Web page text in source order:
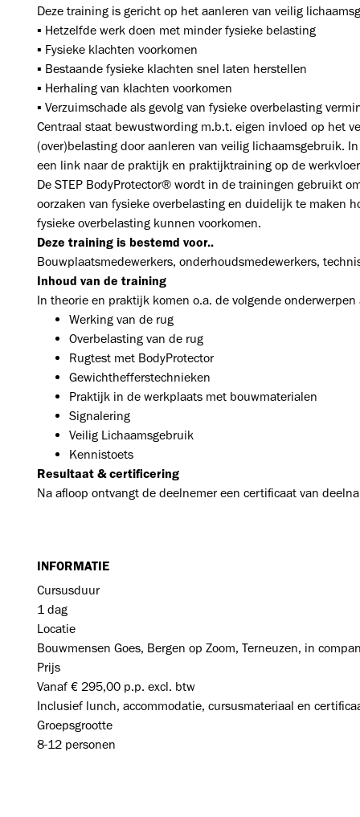
Deze training is gericht op het aanleren van veilig
▪ Hetzelfde werk doen met minder fysieke belasting
▪ Fysieke klachten voorkomen
▪ Bestaande fysieke klachten snel laten herstellen
▪ Herhaling van klachten voorkomen
▪ Verzuimschade als gevolg van fysieke overbelasting
Centraal staat bewustwording m.b.t. eigen invloed op het
(over)belasting door aanleren van veilig lichaamsgebruik.
een link naar de praktijk en praktijktraining op de
De STEP BodyProtector® wordt in de trainingen gebruikt
oorzaken van fysieke overbelasting en duidelijk te maken
fysieke overbelasting kunnen voorkomen.
Deze training is bestemd voor..
Bouwplaatsmedewerkers, onderhoudsmedewerkers,
Inhoud van de training
In theorie en praktijk komen o.a. de volgende onderwerpen
Werking van de rug
Overbelasting van de rug
Rugtest met BodyProtector
Gewichthefferstechnieken
Praktijk in de werkplaats met bouwmaterialen
Signalering
Veilig Lichaamsgebruik
Kennistoets
Resultaat & certificering
Na afloop ontvangt de deelnemer een certificaat van
INFORMATIE
Cursusduur
1 dag
Locatie
Bouwmensen Goes, Bergen op Zoom, Terneuzen, in
Prijs
Vanaf € 295,00 p.p. excl. btw
Inclusief lunch, accommodatie, cursusmateriaal en
Groepsgrootte
8-12 personen